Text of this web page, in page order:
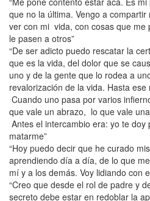
que no la última. Vengo a
ver con mi vida, con cosas que me
le pasen a otros”
“De ser adicto puedo rescatar la
que es la vida, del dolor que se
uno y de la gente que lo rodea a
revalorización de la vida. Hasta
Cuando uno pasa por varios
que vale un abrazo, lo que vale
Antes el intercambio era: yo te
matarme”
“Hoy puedo decir que he curado
aprendiendo día a día, de lo que
mí y a los demás. Voy lidiando con
“Creo que desde el rol de padre y
secreto debe estar en redoblar la